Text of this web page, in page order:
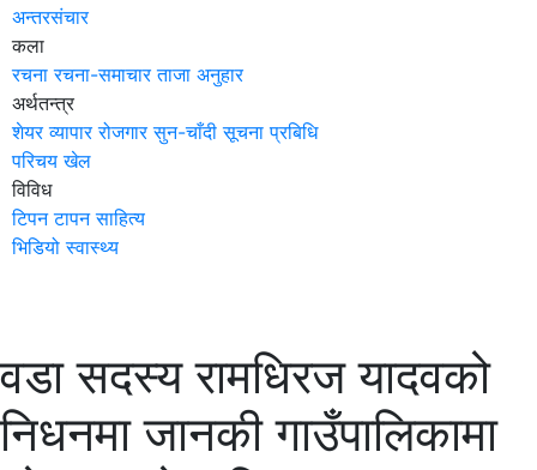
अन्तरसंचार
कला
रचना रचना-समाचार ताजा अनुहार
अर्थतन्त्र
शेयर व्यापार रोजगार सुन-चाँदी सूचना प्रबिधि
परिचय खेल
विविध
टिपन टापन साहित्य
भिडियो स्वास्थ्य
वडा सदस्य रामधिरज यादवको
निधनमा जानकी गाउँपालिकामा